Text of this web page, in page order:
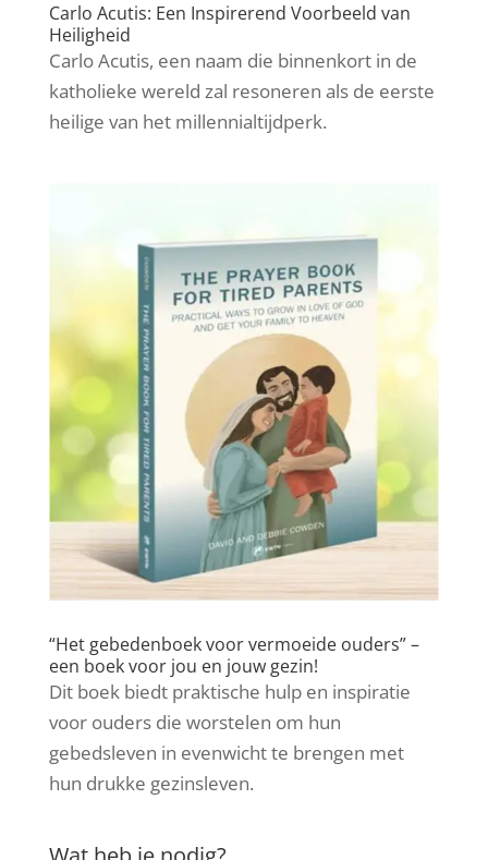
Carlo Acutis: Een Inspirerend Voorbeeld van
Heiligheid
Carlo Acutis, een naam die binnenkort in de
katholieke wereld zal resoneren als de eerste
heilige van het millennialtijdperk.
“Het gebedenboek voor vermoeide ouders” –
een boek voor jou en jouw gezin!
Dit boek biedt praktische hulp en inspiratie
voor ouders die worstelen om hun
gebedsleven in evenwicht te brengen met
hun drukke gezinsleven.